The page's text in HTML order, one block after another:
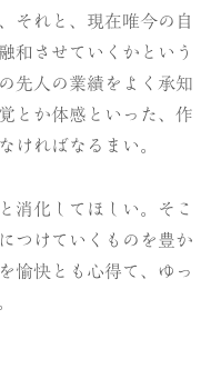
それと、現在唯今の自
和させていくかという
先人の業績をよく承知
とか体感といった、作
ければなるまい。
消化してほしい。そこ
つけていくものを豊か
愉快とも心得て、ゆっ